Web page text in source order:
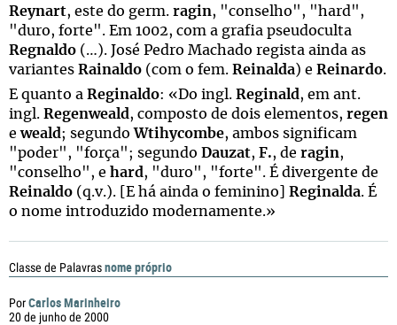
PorCarlos Marinheiro
20 de junho de 2000
Reynart, este do germ. ragin, "conselho", "hard",
"duro, forte". Em 1002, com a grafia pseudoculta
Regnaldo (…). José Pedro Machado regista ainda as
variantes Rainaldo (com o fem. Reinalda) e Reinardo.
E quanto a Reginaldo: «Do ingl. Reginald , em ant.
ingl. Regenweald , composto de dois elementos, regen
eweald ; segundo Wtihycombe, ambos significam
"poder", "força"; segundo Dauzat, F., de ragin,
"conselho", e hard , "duro", "forte". É divergente de
Reinaldo (q.v.). [E há ainda o feminino] Reginalda. É
o nome introduzido modernamente.»
Classe de Palavrasnome próprio